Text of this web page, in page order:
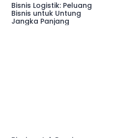
Bisnis Logistik: Peluang
Bisnis untuk Untung
Jangka Panjang